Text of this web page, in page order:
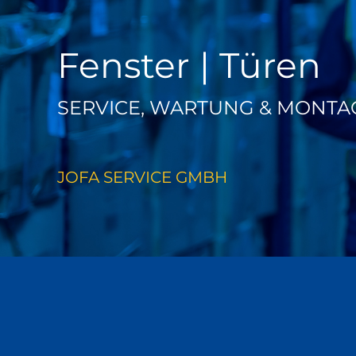
Fenster | Türen
SERVICE, WARTUNG &
JOFA SERVICE GMBH